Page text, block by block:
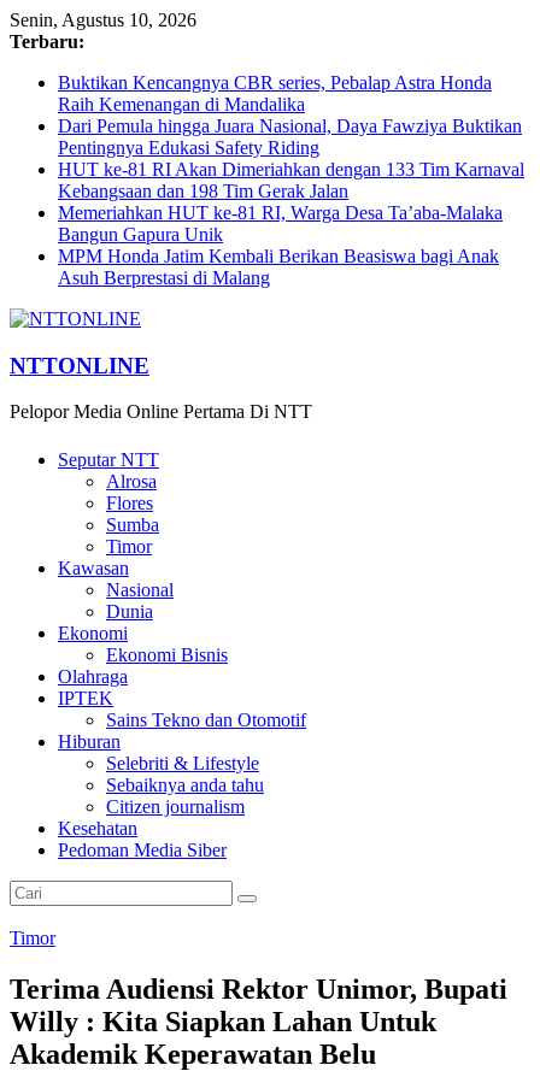
Senin, Agustus 10, 2026
Terbaru:
Buktikan Kencangnya CBR series, Pebalap Astra Honda
Raih Kemenangan di Mandalika
Dari Pemula hingga Juara Nasional, Daya Fawziya Buktikan
Pentingnya Edukasi Safety Riding
HUT ke-81 RI Akan Dimeriahkan dengan 133 Tim Karnaval
Kebangsaan dan 198 Tim Gerak Jalan
Memeriahkan HUT ke-81 RI, Warga Desa Ta’aba-Malaka
Bangun Gapura Unik
MPM Honda Jatim Kembali Berikan Beasiswa bagi Anak
Asuh Berprestasi di Malang
NTTONLINE
Pelopor Media Online Pertama Di NTT
Seputar NTT
Alrosa
Flores
Sumba
Timor
Kawasan
Nasional
Dunia
Ekonomi
Ekonomi Bisnis
Olahraga
IPTEK
Sains Tekno dan Otomotif
Hiburan
Selebriti & Lifestyle
Sebaiknya anda tahu
Citizen journalism
Kesehatan
Pedoman Media Siber
Timor
Terima Audiensi Rektor Unimor, Bupati
Willy : Kita Siapkan Lahan Untuk
Akademik Keperawatan Belu